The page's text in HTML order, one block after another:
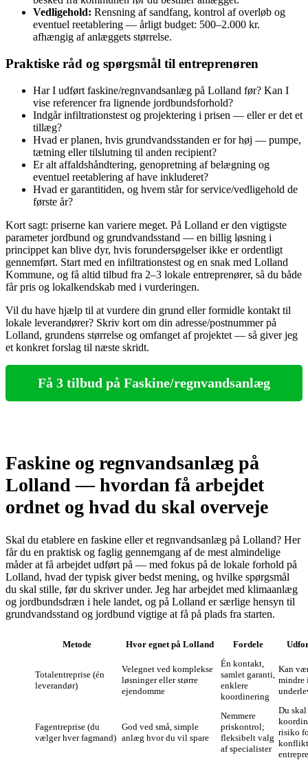
Vedligehold: Rensning af sandfang, kontrol af overløb og
eventuel reetablering — årligt budget: 500–2.000 kr.
afhængig af anlæggets størrelse.
Praktiske råd og spørgsmål til entreprenøren
Har I udført faskine/regnvandsanlæg på Lolland før? Kan I
vise referencer fra lignende jordbundsforhold?
Indgår infiltrationstest og projektering i prisen — eller er det et
tillæg?
Hvad er planen, hvis grundvandsstanden er for høj — pumpe,
tætning eller tilslutning til anden recipient?
Er alt affaldshåndtering, genopretning af belægning og
eventuel reetablering af have inkluderet?
Hvad er garantitiden, og hvem står for service/vedligehold de
første år?
Kort sagt: priserne kan variere meget. På Lolland er den vigtigste
parameter jordbund og grundvandsstand — en billig løsning i
princippet kan blive dyr, hvis forundersøgelser ikke er ordentligt
gennemført. Start med en infiltrationstest og en snak med Lolland
Kommune, og få altid tilbud fra 2–3 lokale entreprenører, så du både
får pris og lokalkendskab med i vurderingen.
Vil du have hjælp til at vurdere din grund eller formidle kontakt til
lokale leverandører? Skriv kort om din adresse/postnummer på
Lolland, grundens størrelse og omfanget af projektet — så giver jeg
et konkret forslag til næste skridt.
Få 3 tilbud på Faskine/regnvandsanlæg
Faskine og regnvandsanlæg på
Lolland — hvordan få arbejdet
ordnet og hvad du skal overveje
Skal du etablere en faskine eller et regnvandsanlæg på Lolland? Her
får du en praktisk og faglig gennemgang af de mest almindelige
måder at få arbejdet udført på — med fokus på de lokale forhold på
Lolland, hvad der typisk giver bedst mening, og hvilke spørgsmål
du skal stille, før du skriver under. Jeg har arbejdet med klimaanlæg
og jordbundsdræn i hele landet, og på Lolland er særlige hensyn til
grundvandsstand og jordbund vigtige at få på plads fra starten.
Metode Hvor egnet på Lolland Fordele
Totalentreprise (én
leverandør)
Velegnet ved komplekse
løsninger eller større
ejendomme
Én kontakt,
samlet garanti,
enklere
koordinering
Kan
mindre
Fagentreprise (du
vælger hver fagmand)
God ved små, simple
anlæg hvor du vil spare
Nemmere
priskontrol;
fleksibelt valg
af specialister
Du
risiko